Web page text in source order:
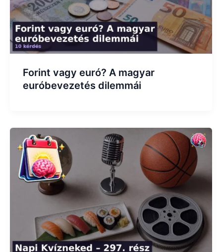
Forint vagy euró? A magyar
euróbevezetés dilemmái